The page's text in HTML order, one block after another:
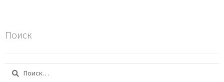
Поиск
Найти: